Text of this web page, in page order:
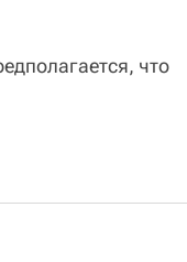
что